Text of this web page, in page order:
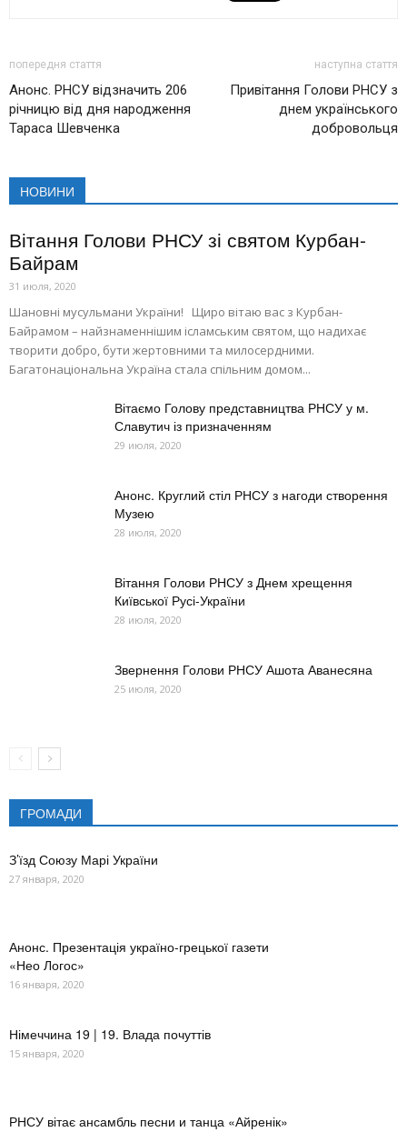
попередня стаття
Анонс. РНСУ відзначить 206
річницю від дня народження
Тараса Шевченка
наступна стаття
Привітання Голови РНСУ з
днем українського
добровольця
НОВИНИ
Вітання Голови РНСУ зі святом Курбан-
Байрам
31 июля, 2020
Шановні мусульмани України! Щиро вітаю вас з Курбан-
Байрамом – найзнаменнішим ісламським святом, що надихає
творити добро, бути жертовними та милосердними.
Багатонаціональна Україна стала спільним домом...
Вітаємо Голову представництва РНСУ у м.
Славутич із призначенням
29 июля, 2020
Анонс. Круглий стіл РНСУ з нагоди створення
Музею
28 июля, 2020
Вітання Голови РНСУ з Днем хрещення
Київської Русі-України
28 июля, 2020
Звернення Голови РНСУ Ашота Аванесяна
25 июля, 2020
ГРОМАДИ
З’їзд Союзу Марі України
27 января, 2020
Анонс. Презентація україно-грецької газети
«Нео Логос»
16 января, 2020
Німеччина 19 | 19. Влада почуттів
15 января, 2020
РНСУ вітає ансамбль песни и танца «Айренік»